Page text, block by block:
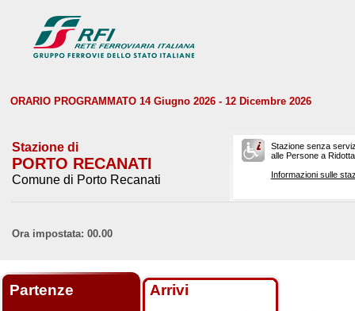
ORARIO PROGRAMMATO 14 Giugno 2026 - 12 Dicembre 2026
Stazione di
PORTO RECANATI
Comune di Porto Recanati
Stazione senza
alle Persone a
Informazioni sulle
Ora impostata: 00.00
Partenze Arrivi